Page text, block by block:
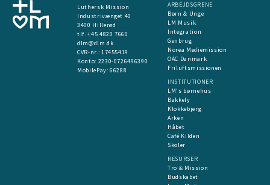
Luthersk Mission
Industrivænget 40
3400 Hillerød
tlf. +45 4820 7660
dlm@dlm.dk
CVR-nr.: 17455419
​Konto: 2230-0726496390
MobilePay:66288
ARBEJDSGRENE
Børn & Unge
LM Musik
Integration
Genbrug
Norea Mediemission
OAC Danmark
Friluftsmissionen
INSTITUTIONER
LM's børnehus
Bakkely
Klokkebjerg
Arken
Håbet
Café Kilden
Skoler
RESURSER
Tro & Mission
Budskabet